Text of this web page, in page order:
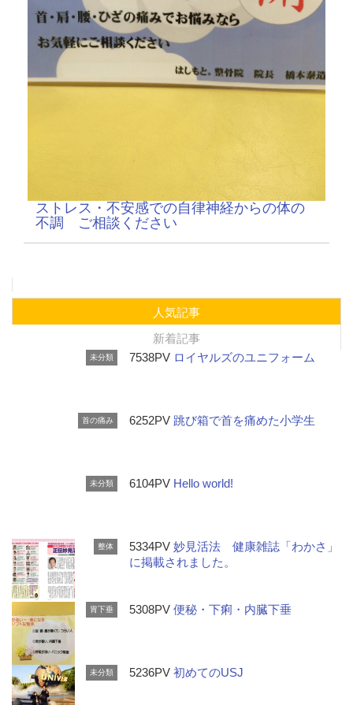
ストレス・不安感での自律神経からの体の
不調 ご相談ください
人気記事
新着記事
未分類 7538PV ロイヤルズのユニフォーム
首の痛み 6252PV 跳び箱で首を痛めた小学生
未分類 6104PV Hello world!
整体 5334PV妙見活法 健康雑誌「わかさ」
に掲載されました。
胃下垂 5308PV便秘・下痢・内臓下垂
未分類 5236PV初めてのUSJ